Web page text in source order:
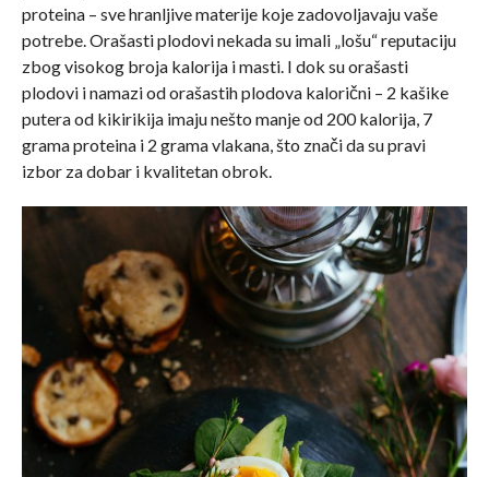
proteina – sve hranljive materije koje zadovoljavaju vaše
potrebe. Orašasti plodovi nekada su imali „lošu“ reputaciju
zbog visokog broja kalorija i masti. I dok su orašasti
plodovi i namazi od orašastih plodova kalorični – 2 kašike
putera od kikirikija imaju nešto manje od 200 kalorija, 7
grama proteina i 2 grama vlakana, što znači da su pravi
izbor za dobar i kvalitetan obrok.